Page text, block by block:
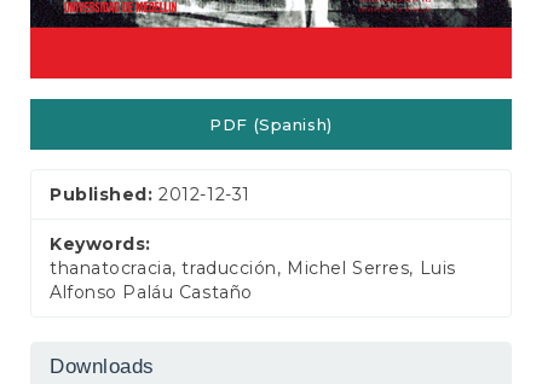
PDF (Spanish)
Published:2012-12-31
Keywords:
thanatocracia, traducción, Michel Serres, Luis
Alfonso Paláu Castaño
Downloads